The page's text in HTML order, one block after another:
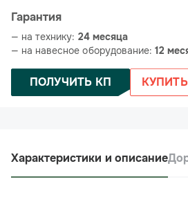
Гарантия
— на технику: 24 месяца
— на навесное оборудование: 12
ПОЛУЧИТЬ КП
Характеристики и описание